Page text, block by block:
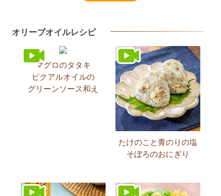
オリーブオイルレシピ
マグロのタタキ
ピクアルオイルの
グリーンソース和え
たけのこと青のりの塩
そぼろのおにぎり